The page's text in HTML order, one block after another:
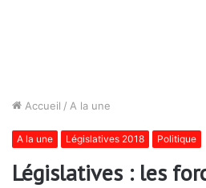
Accueil / A la une
A la une Législatives 2018 Politique
Législatives : les